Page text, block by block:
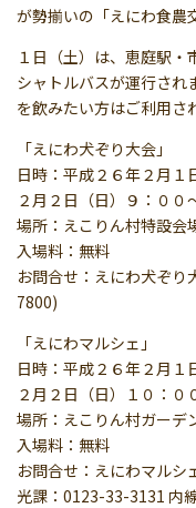
が勢揃いの「えにわ食農
１日（土）は、恵庭駅
シャトルバスが運行され
を飲みたい方はご利用さ
「えにわ犬ぞり大会」
日時：平成２６年２月１
２月２日（日）９：００
場所：えこりん村特設会
入場料：無料
お問合せ：えにわ犬ぞ
7800)
「えにわマルシェ」
日時：平成２６年２月１
２月２日（日）１０：０
場所：えこりん村ガーデ
入場料：無料
お問合せ：えにわマルシ
光課：0123-33-3131 内線